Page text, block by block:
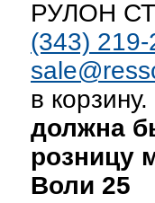
РУЛОН
(343)
в корзину.
должна
розницу
Воли 25